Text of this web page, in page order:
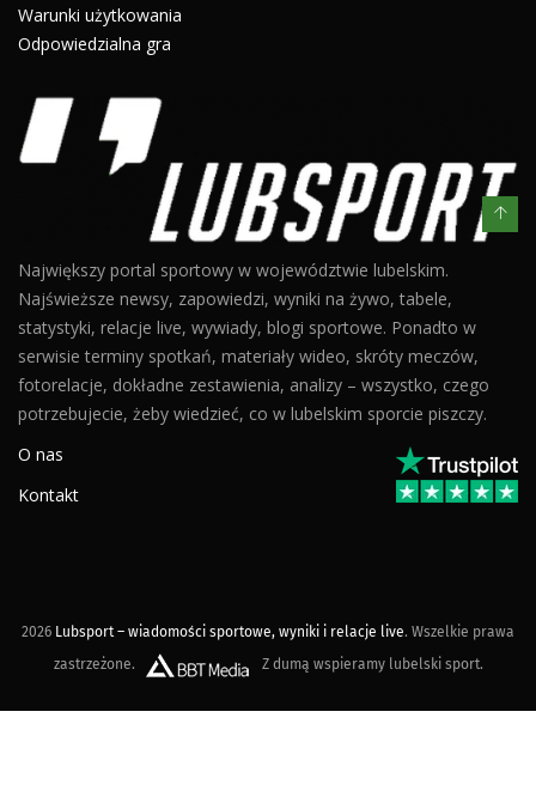
Warunki użytkowania
Odpowiedzialna gra
Największy portal sportowy w województwie lubelskim.
Najświeższe newsy, zapowiedzi, wyniki na żywo, tabele,
statystyki, relacje live, wywiady, blogi sportowe. Ponadto w
serwisie terminy spotkań, materiały wideo, skróty meczów,
fotorelacje, dokładne zestawienia, analizy – wszystko, czego
potrzebujecie, żeby wiedzieć, co w lubelskim sporcie piszczy.
O nas
Kontakt
2026 Lubsport – wiadomości sportowe, wyniki i relacje live. Wszelkie prawa
zastrzeżone.
Z dumą wspieramy lubelski sport.